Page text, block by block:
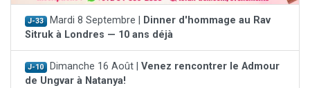
J-33 Mardi 8 Septembre |
Dinner d'hommage au Rav
Sitruk à Londres — 10 ans déjà
J-10 Dimanche 16 Août | Venez rencontrer le Admour
de Ungvar à Natanya!